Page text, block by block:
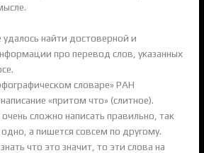
найти достоверной и
про перевод слов, указанных
словаре» РАН
«притом что» (слитное).
сложно написать правильно, так
а пишется совсем по другому.
что это значит, то эти слова на